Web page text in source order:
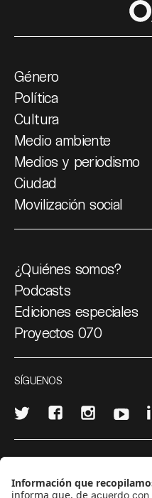
Género
Política
Cultura
Medio ambiente
Medios y periodismo
Ciudad
Movilización social
¿Quiénes somos?
Podcasts
Ediciones especiales
Proyectos 070
SÍGUENOS